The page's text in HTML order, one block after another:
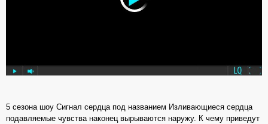
5 сезона шоу Сигнал сердца под названием Изливающиеся сердца
подавляемые чувства наконец вырываются наружу. К чему приведут